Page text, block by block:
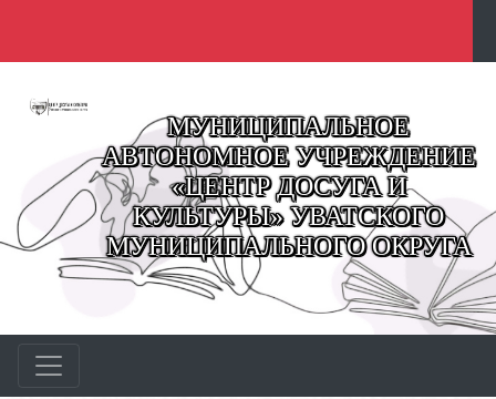
МУНИЦИПАЛЬНОЕ
АВТОНОМНОЕ УЧРЕЖДЕНИЕ
«ЦЕНТР ДОСУГА И
КУЛЬТУРЫ» УВАТСКОГО
МУНИЦИПАЛЬНОГО ОКРУГА